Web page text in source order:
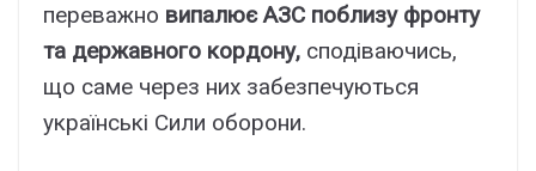
переважно випалює АЗС поблизу фронту
та державного кордону, сподіваючись,
що саме через них забезпечуються
українські Сили оборони.